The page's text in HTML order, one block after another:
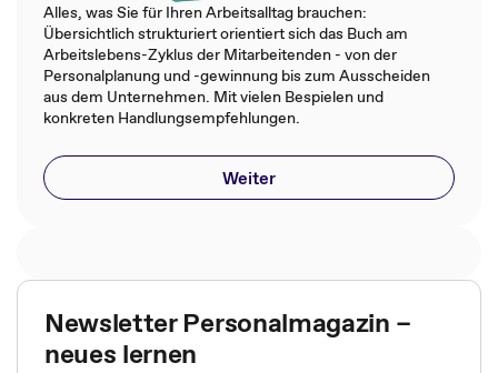
Alles, was Sie für Ihren Arbeitsalltag brauchen:
Übersichtlich strukturiert orientiert sich das Buch am
Arbeitslebens-Zyklus der Mitarbeitenden - von der
Personalplanung und -gewinnung bis zum Ausscheiden
aus dem Unternehmen. Mit vielen Bespielen und
konkreten Handlungsempfehlungen.
Weiter
Newsletter Personalmagazin –
neues lernen